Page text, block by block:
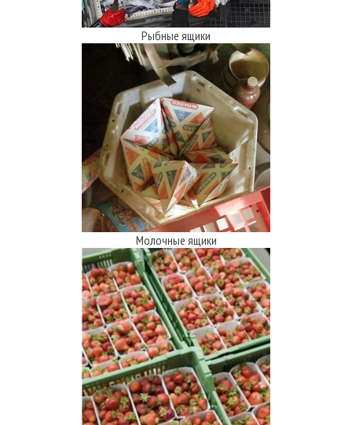
Рыбные ящики
Молочные ящики